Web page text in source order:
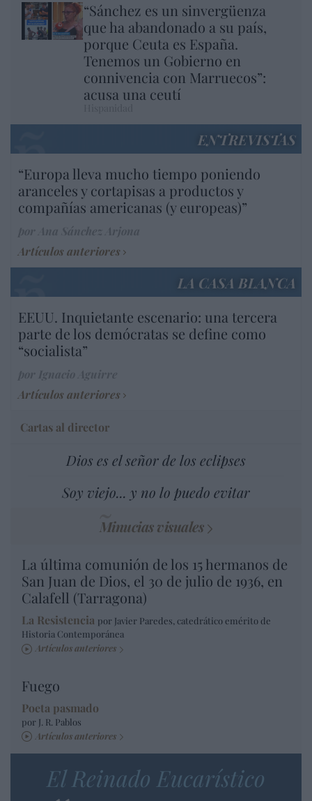
“Sánchez es un sinvergüenza
que ha abandonado a su país,
porque Ceuta es España.
Tenemos un Gobierno en
connivencia con Marruecos”:
acusa una ceutí
ENTREVISTAS
“Europa lleva mucho tiempo poniendo
aranceles y cortapisas a productos y
compañías americanas (y europeas)”
Artículos anteriores
LA CASA BLANCA
EEUU. Inquietante escenario: una tercera
parte de los demócratas se define como
“socialista”
Artículos anteriores
Cartas al director
Dios es el señor de los eclipses
Soy viejo... y no lo puedo evitar
Minucias visuales
La última comunión de los 15 hermanos de
San Juan de Dios, el 30 de julio de 1936, en
Calafell (Tarragona)
La Resistencia por Javier Paredes, catedrático emérito de
Historia Contemporánea
Artículos anteriores
Fuego
Poeta pasmado
por J. R. Pablos
Artículos anteriores
El Reinado Eucarístico